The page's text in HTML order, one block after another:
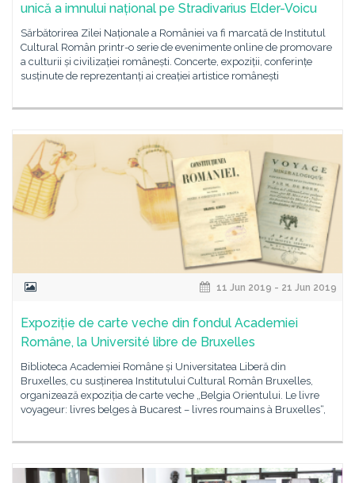
unică a imnului național pe Stradivarius Elder-Voicu
Sărbătorirea Zilei Naționale a României va fi marcată de Institutul
Cultural Român printr-o serie de evenimente online de promovare
a culturii și civilizației românești. Concerte, expoziții, conferințe
susținute de reprezentanți ai creației artistice românești
11 Jun 2019 - 21 Jun 2019
Expoziție de carte veche din fondul Academiei
Române, la Université libre de Bruxelles
Biblioteca Academiei Române și Universitatea Liberă din
Bruxelles, cu susținerea Institutului Cultural Român Bruxelles,
organizează expoziția de carte veche „Belgia Orientului. Le livre
voyageur: livres belges à Bucarest – livres roumains à Bruxelles“,